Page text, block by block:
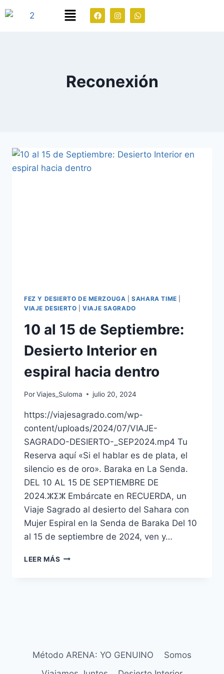
Reconexión
FEZ Y DESIERTO DE MERZOUGA |SAHARA TIME
VIAJE DESIERTO |VIAJE SAGRADO
10 al 15 de Septiembre:
Desierto Interior en
espiral hacia dentro
PorViajes_Suloma julio 20, 2024
https://viajesagrado.com/wp-
content/uploads/2024/07/VIAJE-
SAGRADO-DESIERTO-_SEP2024.mp4 Tu
Reserva aquí «Si el hablar es de plata, el
silencio es de oro». Baraka en La Senda.
DEL 10 AL 15 DE SEPTIEMBRE DE
2024.ⵣⵉⵣ Embárcate en RECUERDA, un
Viaje Sagrado al desierto del Sahara con
Mujer Espiral en la Senda de Baraka Del 10
al 15 de septiembre de 2024, ven y…
LEER MÁS
Método ARENA: YO GENUINO
Somos